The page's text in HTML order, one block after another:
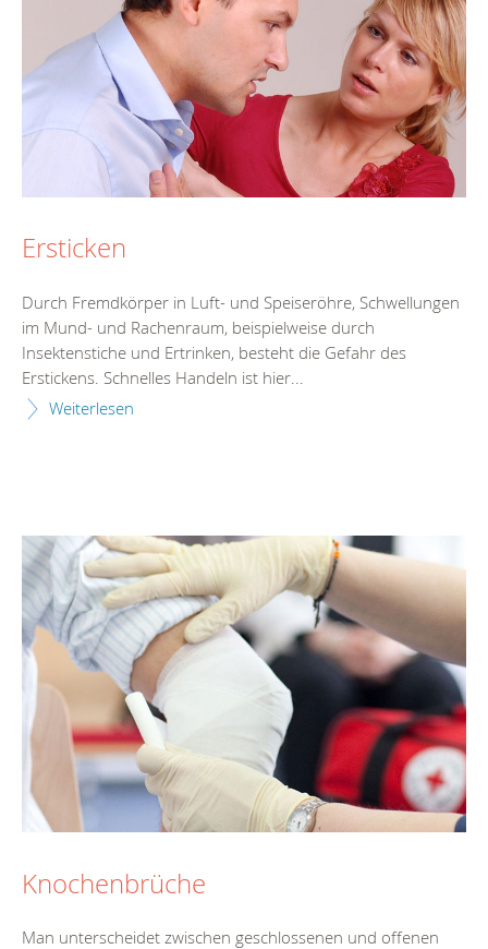
Ersticken
Durch Fremdkörper in Luft- und Speiseröhre, Schwellungen
im Mund- und Rachenraum, beispielweise durch
Insektenstiche und Ertrinken, besteht die Gefahr des
Erstickens. Schnelles Handeln ist hier...
Weiterlesen
Knochenbrüche
Man unterscheidet zwischen geschlossenen und offenen